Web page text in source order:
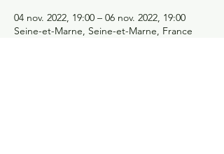
04 nov. 2022, 19:00 – 06 nov. 2022, 19:00
Seine-et-Marne, Seine-et-Marne, France